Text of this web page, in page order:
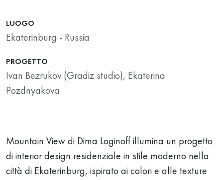
Mountain View di Dima Loginoff illumina un progetto
di interior design residenziale in stile moderno nella
città di Ekaterinburg, ispirato ai colori e alle texture
LUOGO
Ekaterinburg - Russia
PROGETTO
Ivan Bezrukov (Gradiz studio), Ekaterina
Pozdnyakova